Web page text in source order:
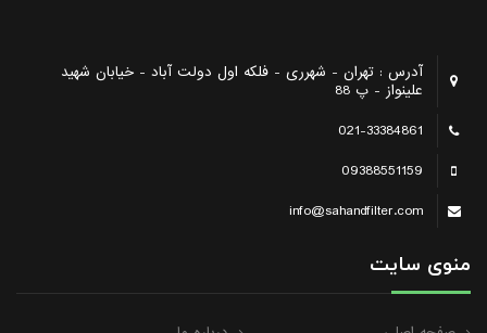
آدرس : تهران - شهرری - فلکه اول دولت آباد - خیابان شهید
علینواز - پ 88
021-33384861
09388551159
info@sahandfilter.com
منوی سایت